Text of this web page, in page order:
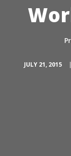
JULY 21, 2015 |